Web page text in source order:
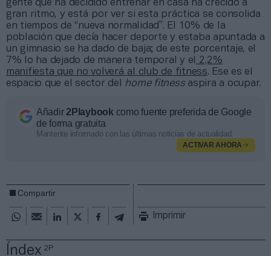
Índex2P
gente que ha decidido entrenar en casa ha crecido a
gran ritmo, y está por ver si esta práctica se consolida
en tiempos de “nueva normalidad”. El 10% de la
población que decía hacer deporte y estaba apuntada a
un gimnasio se ha dado de baja; de este porcentaje, el
7% lo ha dejado de manera temporal y el
2,2%
manifiesta que no volverá al club de fitness. Ese es el
espacio que el sector del
home fitnessaspira a ocupar.
Añadir2Playbook como fuente preferida de Google
de forma gratuita
Mantente informado con las últimas noticias de actualidad.
ACTIVAR AHORA
Compartir
Imprimir